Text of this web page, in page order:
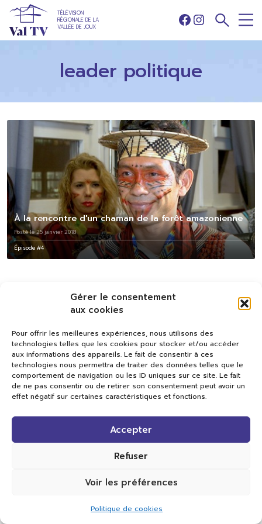
Gérer le consentement
aux cookies
Pour offrir les meilleures expériences, nous utilisons des
technologies telles que les cookies pour stocker et/ou accéder
aux informations des appareils. Le fait de consentir à ces
technologies nous permettra de traiter des données telles que le
comportement de navigation ou les ID uniques sur ce site. Le fait
de ne pas consentir ou de retirer son consentement peut avoir un
effet négatif sur certaines caractéristiques et fonctions.
Accepter
Refuser
Voir les préférences
Politique de cookies
TÉLÉVISION
RÉGIONALE DE LA
VALLÉE DE JOUX
Facebook
Instagram
leader politique
À la rencontre d'un chaman de la forêt amazonienne
Posté le 25 janvier 2018
Épisode #4
Val TV
Centre de Compétences Médias
Rue du Pont-Neuf 24
Tous droits réservés.
Réalisation Cavin-Baudat Digital Lab